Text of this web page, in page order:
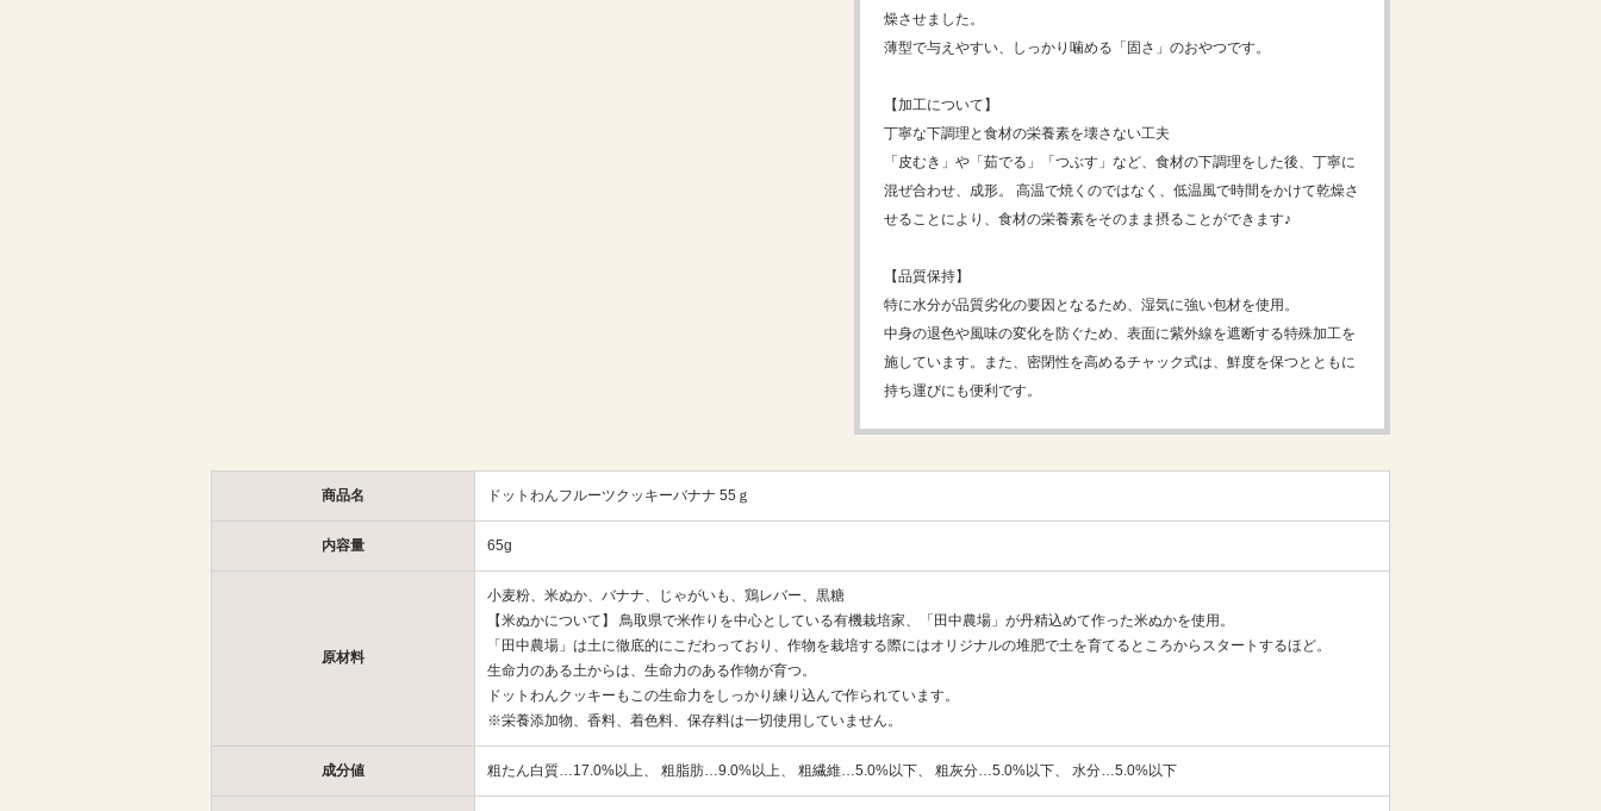
燥させました。
薄型で与えやすい、しっかり噛める「固さ」のおやつです。
【加工について】
丁寧な下調理と食材の栄養素を壊さない工夫
「皮むき」や「茹でる」「つぶす」など、食材の下調理をした後、丁寧に
混ぜ合わせ、成形。 高温で焼くのではなく、低温風で時間をかけて乾燥さ
せることにより、食材の栄養素をそのまま摂ることができます♪
【品質保持】
特に水分が品質劣化の要因となるため、湿気に強い包材を使用。
中身の退色や風味の変化を防ぐため、表面に紫外線を遮断する特殊加工を
施しています。また、密閉性を高めるチャック式は、鮮度を保つとともに
持ち運びにも便利です。
商品名 ドットわんフルーツクッキーバナナ 55ｇ
内容量 65g
原材料
小麦粉、米ぬか、バナナ、じゃがいも、鶏レバー、黒糖
【米ぬかについて】 鳥取県で米作りを中心としている有機栽培家、「田中農場」が丹精込めて作った米ぬかを使用。
「田中農場」は土に徹底的にこだわっており、作物を栽培する際にはオリジナルの堆肥で土を育てるところからスタートするほど。
生命力のある土からは、生命力のある作物が育つ。
ドットわんクッキーもこの生命力をしっかり練り込んで作られています。
※栄養添加物、香料、着色料、保存料は一切使用していません。
成分値 粗たん白質…17.0%以上、 粗脂肪…9.0%以上、 粗繊維…5.0%以下、 粗灰分…5.0%以下、 水分…5.0%以下